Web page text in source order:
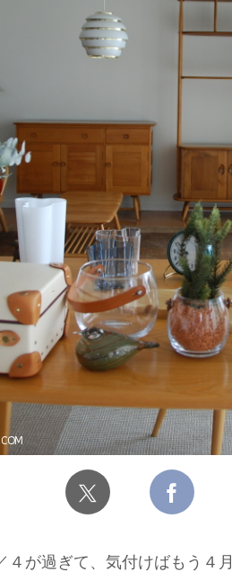
４が過ぎて、気付けばもう４